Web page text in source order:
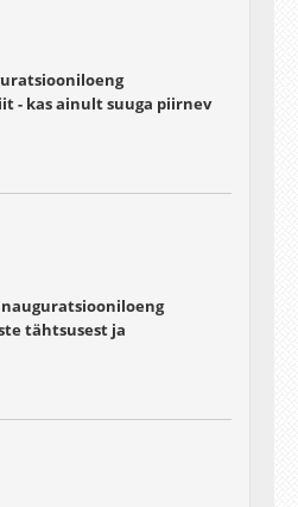
- kas ainult suuga piirnev
tähtsusest ja